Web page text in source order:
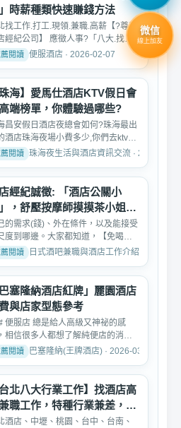
時薪種類快速賺錢方法
找工作.打工.現領.兼職.高薪【?尊爵
經紀公司】 應徵人事?「八大.找工
生打工.現領....
便服酒店 · 2026-02-07
珠海】愛馬仕酒店KTV假日會
端榜單，你體驗過哪些?
昌安假日酒店夜總會如何?珠海最出
酒店珠海夜場小費多少,你們去ktv都
玩公主的呢?珠海...
珠海夜生活與酒店資訊交流 · 2026-02-
經紀誠徵: 「酒店公關小
，舒壓按摩師摸摸茶小姐工
的需求(錢)、外在條件，以及能接受
度到哪邊。大家都知道，【免喝午
大工作快訊】在八...
日式酒吧兼職與酒店工作介紹 · 2026-
巴塞隆納酒店紅牌」麗園酒店
與店家型態參考
便服店 總是給人高級又神祕的感
相信很多人都想了解純便店的消費
、制服店、禮服店、...
巴塞隆納(王牌酒店) · 2026-03-04
台北八大行業工作】找酒店高
職工作，特種行業兼差，打
酒店、中壢、桃園、台中、台南、
微信
線上加友